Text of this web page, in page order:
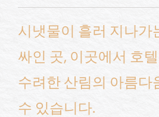
시냇물이 흘러 지나가
싸인 곳, 이곳에서 호
수려한 산림의 아름다
수 있습니다.